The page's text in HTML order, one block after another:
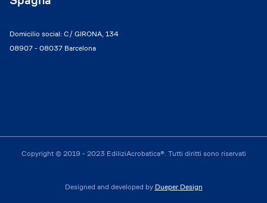
Domicilio social: C/ GIRONA, 134
08907 - 08037 Barcelona
Copyright © 2019 - 2023 EdiliziAcrobatica®. Tutti diritti sono riservati
Designed and developed by Dueper Design